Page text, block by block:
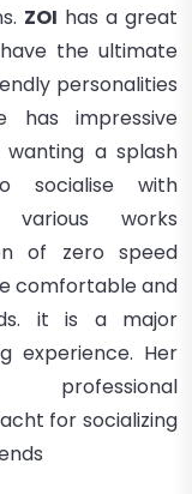
ZOI has a great
the ultimate
personalities
has impressive
a splash
with
various works
of zero speed
comfortable and
it is a major
experience. Her
for socializing